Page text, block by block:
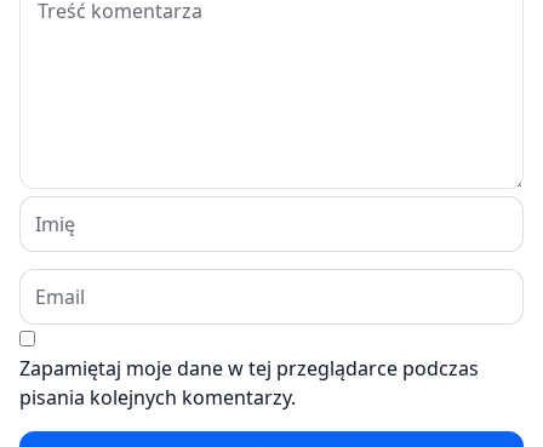
Zapamiętaj moje dane w tej przeglądarce podczas
pisania kolejnych komentarzy.